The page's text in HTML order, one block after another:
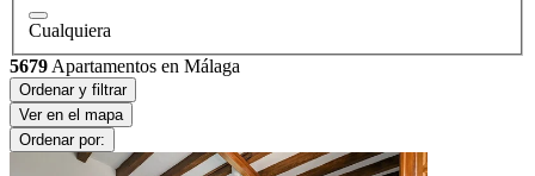
Cualquiera
5679 Apartamentos en Málaga
Ordenar y filtrar
Ver en el mapa
Ordenar por: